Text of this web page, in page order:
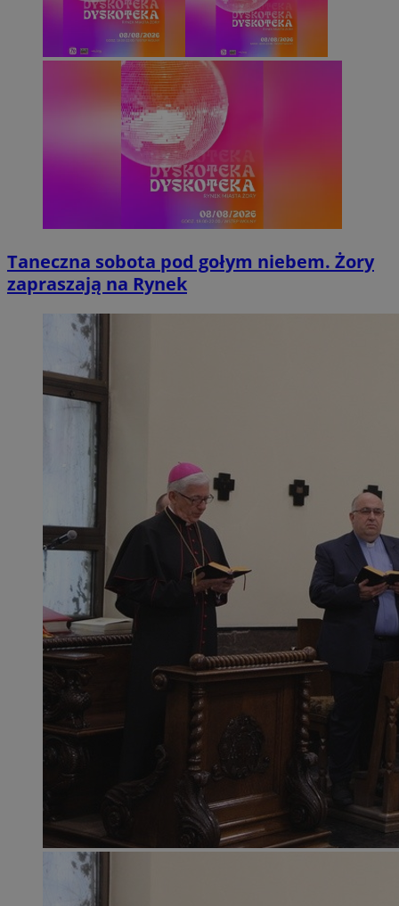
Taneczna sobota pod gołym niebem. Żory
zapraszają na Rynek